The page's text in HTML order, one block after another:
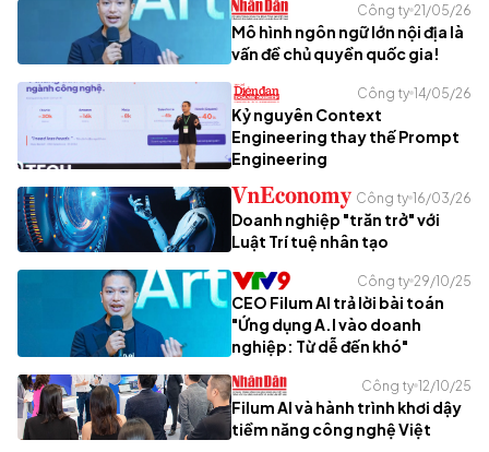
Công ty 21/05/26
Mô hình ngôn ngữ lớn nội địa là
vấn đề chủ quyền quốc gia!
Công ty 14/05/26
Kỷ nguyên Context
Engineering thay thế Prompt
Engineering
Công ty 16/03/26
Doanh nghiệp "trăn trở" với
Luật Trí tuệ nhân tạo
Công ty 29/10/25
CEO Filum AI trả lời bài toán
"Ứng dụng A.I vào doanh
nghiệp: Từ dễ đến khó"
Công ty 12/10/25
Filum AI và hành trình khơi dậy
tiềm năng công nghệ Việt